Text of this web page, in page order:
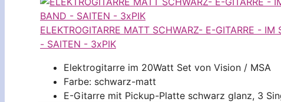
ELEKTROGITARRE MATT SCHWARZ- E-GITARRE -
- SAITEN - 3xPIK
Elektrogitarre im 20Watt Set von Vision / MSA
Farbe: schwarz-matt
E-Gitarre mit Pickup-Platte schwarz glanz, 3